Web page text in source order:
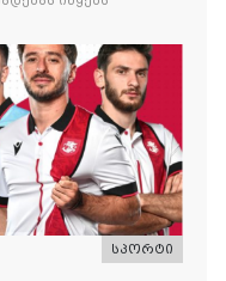
სპორტი